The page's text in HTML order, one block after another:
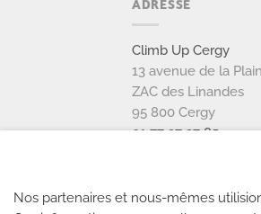
ADRESSE
Climb Up Cergy
13 avenue de la
ZAC des Linandes
95 800 Cergy
01 77 37 37 85
Nos partenaires et nous-mêmes